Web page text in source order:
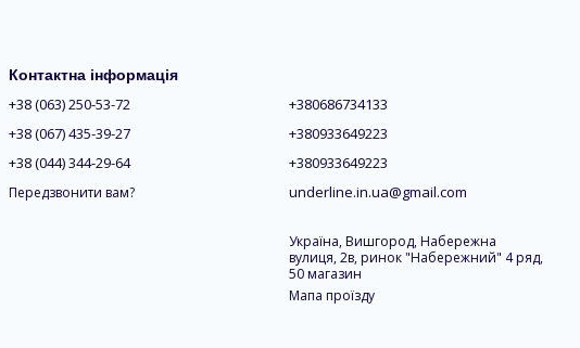
зручності
Контактна інформація
+38 (063) 250-53-72
+38 (067) 435-39-27
+38 (044) 344-29-64
Передзвонити вам?
+380686734133
+380933649223
+380933649223
underline.in.ua@gmail.com
Україна, Вишгород, Набережна
вулиця, 2в, ринок "Набережний" 4 ряд,
50 магазин
Мапа проїзду